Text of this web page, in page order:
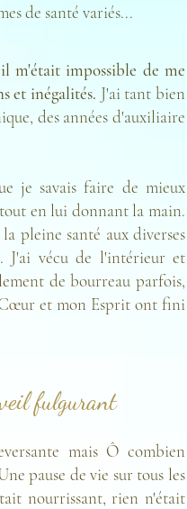
de santé variés...
il m'était impossible de me
et inégalités. J'ai tant bien
des années d'auxiliaire
je savais faire de mieux
tout en lui donnant la main.
pleine santé aux diverses
J'ai vécu de l'intérieur et
de bourreau parfois,
Cœur et mon Esprit ont fini
fulgurant
mais Ô combien
pause de vie sur tous les
nourrissant, rien n'était